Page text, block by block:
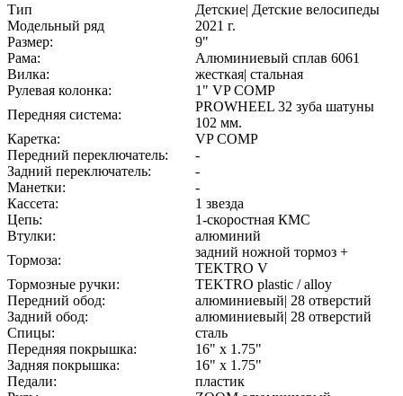
Тип
Детские| Детские велосипеды
Модельный ряд
2021 г.
Размер:
9"
Рама:
Алюминиевый сплав 6061
Вилка:
жесткая| стальная
Рулевая колонка:
1" VP COMP
Передняя система:
PROWHEEL 32 зуба шатуны
102 мм.
Каретка:
VP COMP
Передний переключатель:
-
Задний переключатель:
-
Манетки:
-
Кассета:
1 звезда
Цепь:
1-скоростная КМС
Втулки:
алюминий
Тормоза:
задний ножной тормоз +
TEKTRO V
Тормозные ручки:
TEKTRO plastic / alloy
Передний обод:
алюминиевый| 28 отверстий
Задний обод:
алюминиевый| 28 отверстий
Спицы:
сталь
Передняя покрышка:
16" x 1.75"
Задняя покрышка:
16" x 1.75"
Педали:
пластик